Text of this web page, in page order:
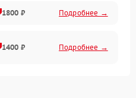
1800 ₽ Подробнее →
1400 ₽ Подробнее →